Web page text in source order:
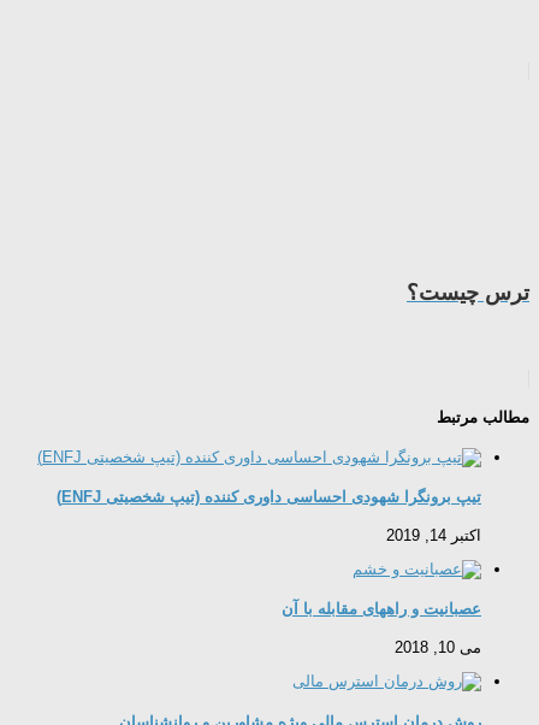
ترس چیست؟
مطالب مرتبط
تیپ برونگرا شهودی احساسی داوری کننده (تیپ شخصیتی ENFJ)
اکتبر 14, 2019
عصبانیت و راههای مقابله با آن
می 10, 2018